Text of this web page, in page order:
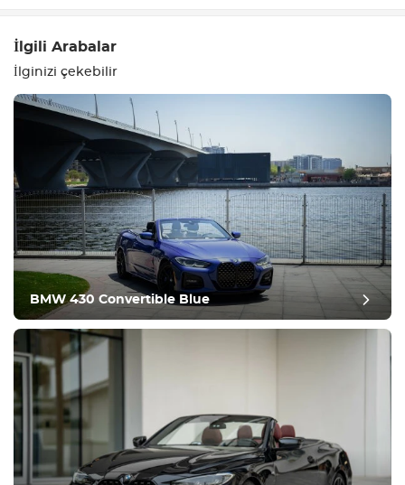
Ekipman
Konforlu
İklim Kontrolü
Sürüş
Durum
İlgili Arabalar
İlginizi çekebilir
BMW 430 Convertible Blue